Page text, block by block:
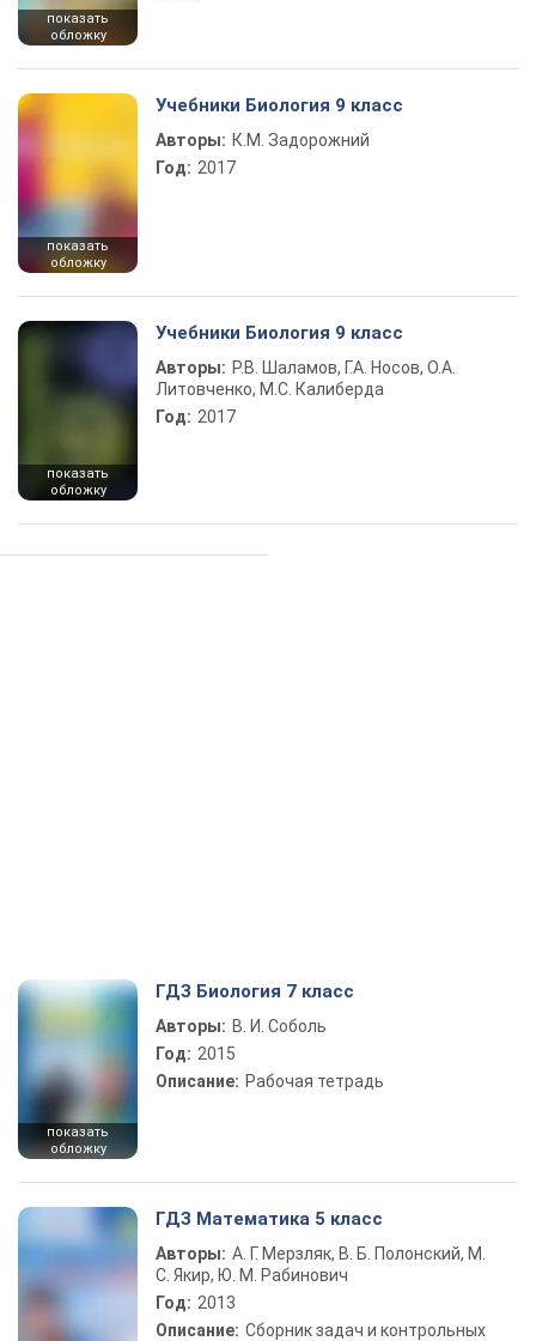
показать
обложку
показать
обложку
Учебники Биология 9 класс
Авторы: К.М. Задорожний
Год: 2017
показать
обложку
Учебники Биология 9 класс
Авторы: Р.В. Шаламов, Г.А. Носов, О.А.
Литовченко, М.С. Калиберда
Год: 2017
показать
обложку
ГДЗ Биология 7 класс
Авторы: В. И. Соболь
Год: 2015
Описание: Рабочая тетрадь
ГДЗ Математика 5 класс
Авторы: А. Г. Мерзляк, В. Б. Полонский, М.
С. Якир, Ю. М. Рабинович
Год: 2013
Описание: Сборник задач и контрольных